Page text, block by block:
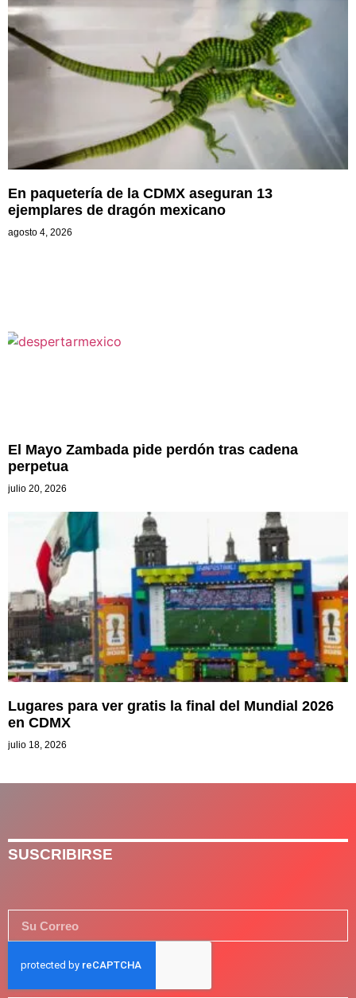
En paquetería de la CDMX aseguran 13
ejemplares de dragón mexicano
agosto 4, 2026
El Mayo Zambada pide perdón tras cadena
perpetua
julio 20, 2026
Lugares para ver gratis la final del Mundial 2026
en CDMX
julio 18, 2026
SUSCRIBIRSE